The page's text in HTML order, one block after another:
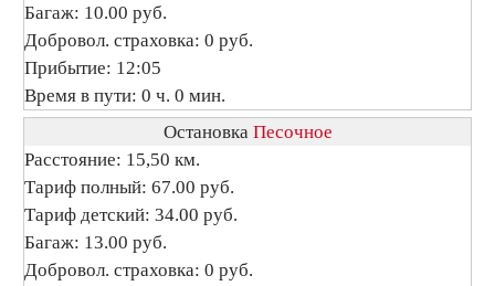
Багаж: 10.00 руб.
Добровол. страховка: 0 руб.
Прибытие: 12:05
Время в пути: 0 ч. 0 мин.
Остановка Песочное
Расстояние: 15,50 км.
Тариф полный: 67.00 руб.
Тариф детский: 34.00 руб.
Багаж: 13.00 руб.
Добровол. страховка: 0 руб.